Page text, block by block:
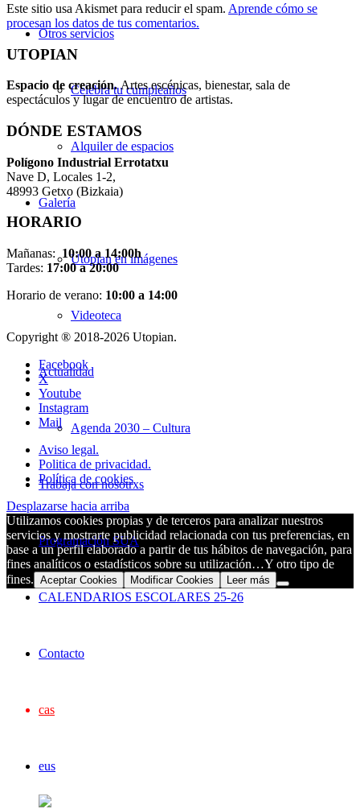
Otros servicios
Celebra tu cumpleaños
Alquiler de espacios
Galería
Utopian en imágenes
Videoteca
Actualidad
Agenda 2030 – Cultura
Trabaja con nosotrxs
Programación SUA
CALENDARIOS ESCOLARES 25-26
Contacto
cas
eus
Este sitio usa Akismet para reducir el spam. Aprende cómo se
procesan los datos de tus comentarios.
UTOPIAN
Espacio de creación.Artes escénicas, bienestar, sala de
espectáculos y lugar de encuentro de artistas.
DÓNDE ESTAMOS
Polígono Industrial Errotatxu
Nave D, Locales 1-2,
48993 Getxo (Bizkaia)
HORARIO
Mañanas: 10:00 a 14:00h
Tardes: 17:00 a 20:00
Horario de verano: 10:00 a 14:00
Copyright ® 2018-2026 Utopian.
Facebook
X
Youtube
Instagram
Mail
Aviso legal.
Politica de privacidad.
Política de cookies
Desplazarse hacia arriba
Utilizamos cookies propias y de terceros para analizar nuestros
servicios y mostrarte publicidad relacionada con tus preferencias, en
base a un perfil elaborado a partir de tus hábitos de navegación, para
fines analíticos o estadísticos sobre su utilización…Y otro tipo de
fines. Aceptar Cookies Modificar Cookies Leer más